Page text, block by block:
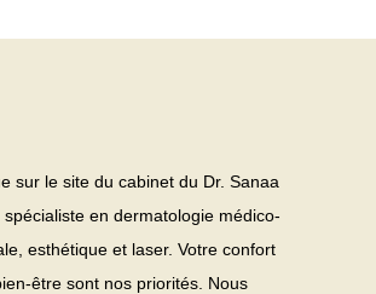
sur le site du cabinet du Dr. Sanaa
spécialiste en dermatologie médico-
esthétique et laser. Votre confort
être sont nos priorités. Nous